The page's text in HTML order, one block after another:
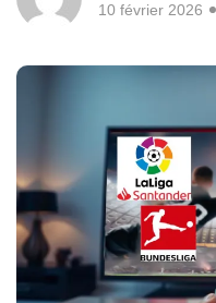
10 février 2026